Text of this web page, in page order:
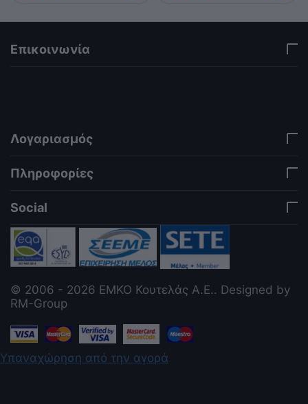
Επικοινωνία
Λογαριασμός
Πληροφορίες
Social
© 2006 - 2026 ΕΜΚΟ Κουτελάς Α.Ε.. Designed by
RM-Group
Υπαναχώρηση από την αγορά